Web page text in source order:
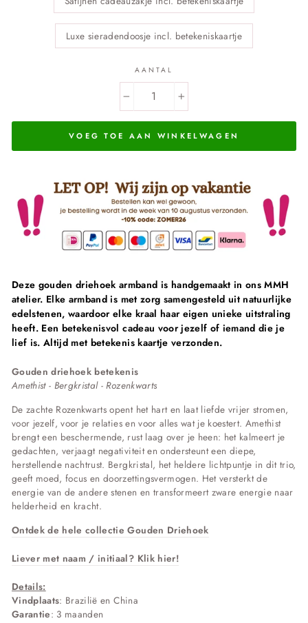
Luxe sieradendoosje incl. betekeniskaartje
AANTAL
+
VOEG TOE AAN WINKELWAGEN
Deze gouden driehoek armband is handgemaakt in ons MMH
atelier. Elke armband is met zorg samengesteld uit natuurlijke
edelstenen, waardoor elke kraal haar eigen unieke uitstraling
heeft. Een betekenisvol cadeau voor jezelf of iemand die je
lief is. Altijd met betekenis kaartje verzonden.
Gouden driehoek betekenis
Amethist - Bergkristal - Rozenkwarts
De zachte Rozenkwarts opent het hart en laat liefde vrijer stromen,
voor jezelf, voor je relaties en voor alles wat je koestert. Amethist
brengt een beschermende, rust laag over je heen: het kalmeert je
gedachten, verjaagt negativiteit en ondersteunt een diepe,
herstellende nachtrust. Bergkristal, het heldere lichtpuntje in dit trio,
geeft moed, focus en doorzettingsvermogen. Het versterkt de
energie van de andere stenen en transformeert zware energie naar
helderheid en kracht.
Ontdek de hele collectie Gouden Driehoek
Liever met naam / initiaal? Klik hier!
Details:
Vindplaats: Brazilië en China
Garantie: 3 maanden